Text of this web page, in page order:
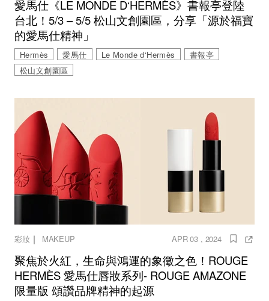
愛馬仕《LE MONDE D‘HERMÈS》書報亭登陸
台北！5/3 – 5/5 松山文創園區，分享「源於福寶
的愛馬仕精神」
Hermès 愛馬仕 Le Monde d‘Hermès
書報亭
松山文創園區
彩妝｜ MAKEUP APR 03 , 2024
聚焦於火紅，生命與鴻運的象徵之色！ROUGE
HERMÈS 愛馬仕唇妝系列- ROUGE AMAZONE
限量版 頌讚品牌精神的起源